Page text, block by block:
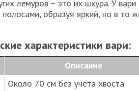
лемуров – это их шкура. У
образуя яркий, но в то
характеристики вари:
Описание
Около 70 см без учета хвоста